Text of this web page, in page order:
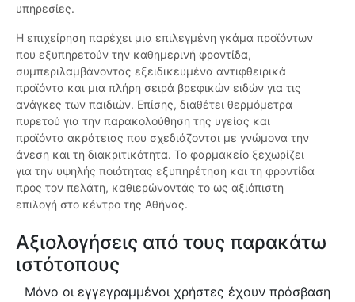
υπηρεσίες.
Η επιχείρηση παρέχει μια επιλεγμένη γκάμα προϊόντων
που εξυπηρετούν την καθημερινή φροντίδα,
συμπεριλαμβάνοντας εξειδικευμένα αντιφθειρικά
προϊόντα και μια πλήρη σειρά βρεφικών ειδών για τις
ανάγκες των παιδιών. Επίσης, διαθέτει θερμόμετρα
πυρετού για την παρακολούθηση της υγείας και
προϊόντα ακράτειας που σχεδιάζονται με γνώμονα την
άνεση και τη διακριτικότητα. Το φαρμακείο ξεχωρίζει
για την υψηλής ποιότητας εξυπηρέτηση και τη φροντίδα
προς τον πελάτη, καθιερώνοντάς το ως αξιόπιστη
επιλογή στο κέντρο της Αθήνας.
Αξιολογήσεις από τους παρακάτω
ιστότοπους
Μόνο οι εγγεγραμμένοι χρήστες έχουν πρόσβαση